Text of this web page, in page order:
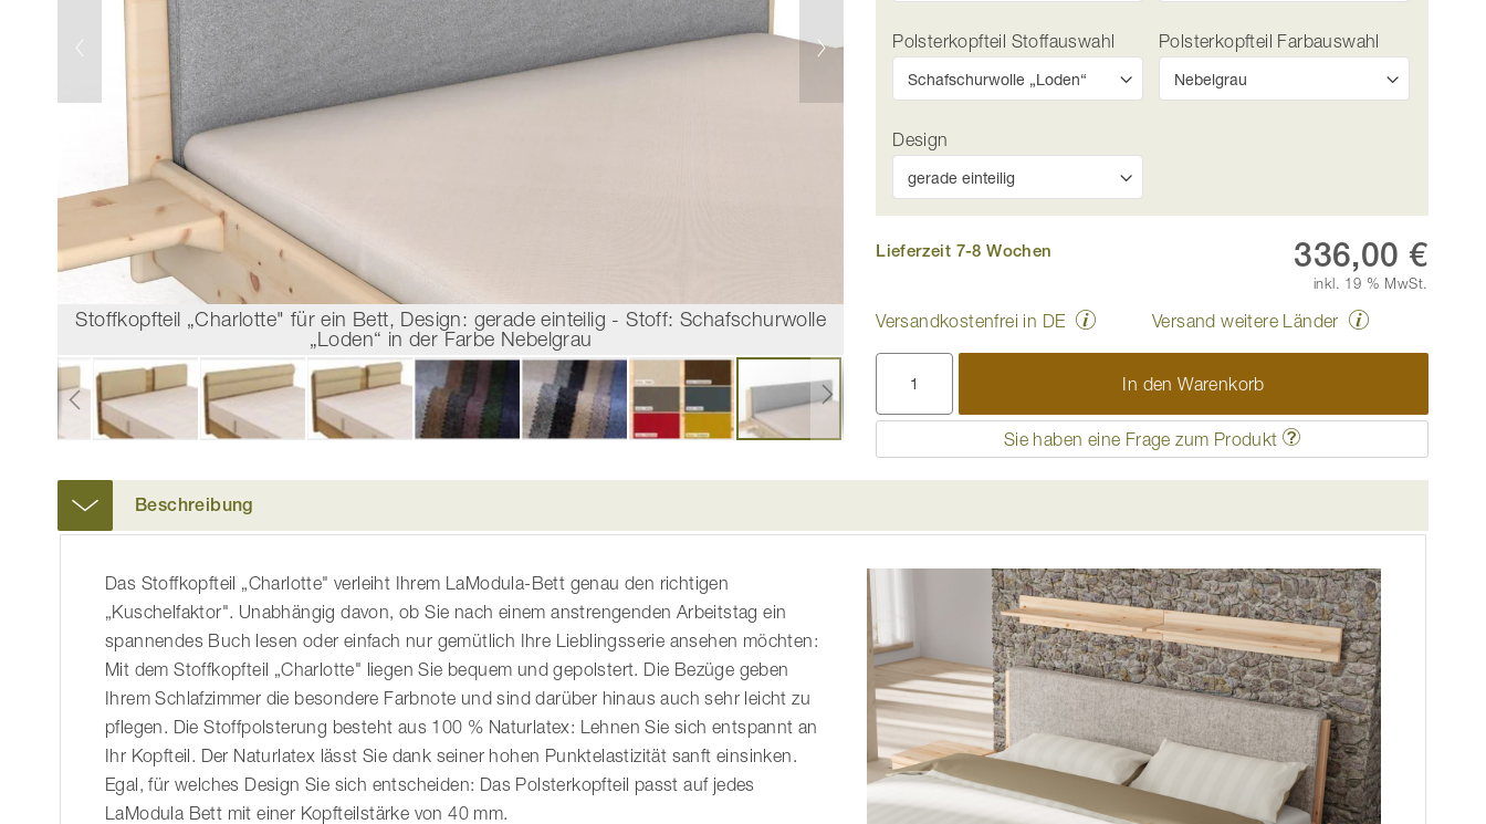
Stoffkopfteil „Charlotte" für ein Bett, Design: gerade einteilig - Stoff: Schafschurwolle
„Loden“ in der Farbe Nebelgrau
Stoffkopfteil „Charlotte" für ein Bett, Design: gerade einteilig - Stoff:
Anfang
der
Bildgalerie
Polsterkopfteil Stoffauswahl Polsterkopfteil Farbauswahl
Design
Lieferzeit 7-8 Wochen 336,00 €
inkl. 19 % MwSt.
Versandkostenfrei in DE Versand weitere Länder
In den Warenkorb
Sie haben eine Frage zum Produkt
Beschreibung
Das Stoffkopfteil „Charlotte" verleiht Ihrem LaModula-Bett genau den richtigen
„Kuschelfaktor". Unabhängig davon, ob Sie nach einem anstrengenden Arbeitstag ein
spannendes Buch lesen oder einfach nur gemütlich Ihre Lieblingsserie ansehen möchten:
Mit dem Stoffkopfteil „Charlotte" liegen Sie bequem und gepolstert. Die Bezüge geben
Ihrem Schlafzimmer die besondere Farbnote und sind darüber hinaus auch sehr leicht zu
pflegen. Die Stoffpolsterung besteht aus 100 % Naturlatex: Lehnen Sie sich entspannt an
Ihr Kopfteil. Der Naturlatex lässt Sie dank seiner hohen Punktelastizität sanft einsinken.
Egal, für welches Design Sie sich entscheiden: Das Polsterkopfteil passt auf jedes
LaModula Bett mit einer Kopfteilstärke von 40 mm.